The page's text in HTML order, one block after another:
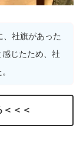
社旗があった
じたため、社
＜＜